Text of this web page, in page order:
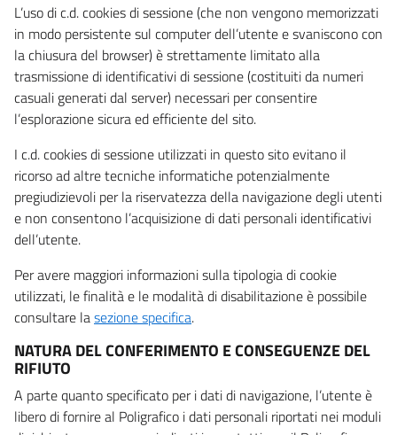
L’uso di c.d. cookies di sessione (che non vengono memorizzati
in modo persistente sul computer dell’utente e svaniscono con
la chiusura del browser) è strettamente limitato alla
trasmissione di identificativi di sessione (costituiti da numeri
casuali generati dal server) necessari per consentire
l’esplorazione sicura ed efficiente del sito.
I c.d. cookies di sessione utilizzati in questo sito evitano il
ricorso ad altre tecniche informatiche potenzialmente
pregiudizievoli per la riservatezza della navigazione degli utenti
e non consentono l’acquisizione di dati personali identificativi
dell’utente.
Per avere maggiori informazioni sulla tipologia di cookie
utilizzati, le finalità e le modalità di disabilitazione è possibile
consultare lasezione specifica.
NATURA DEL CONFERIMENTO E CONSEGUENZE DEL
RIFIUTO
A parte quanto specificato per i dati di navigazione, l’utente è
libero di fornire al Poligrafico i dati personali riportati nei moduli